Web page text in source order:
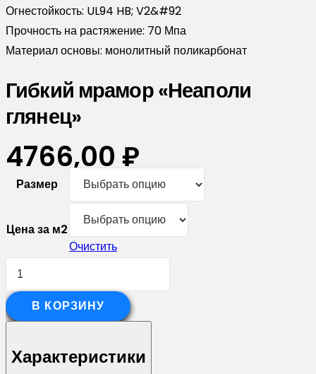
Огнестойкость: UL94 HB; V2&#92
Прочность на растяжение: 70 Мпа
Материал основы: монолитный поликарбонат
Гибкий мрамор «Неаполи
глянец»
4766,00 ₽
Размер
Цена за м2
Очистить
Количество
Гибкий
мрамор
глянец"
В КОРЗИНУ
Характеристики